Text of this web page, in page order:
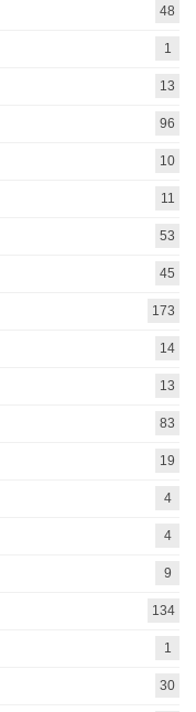
48
1
13
96
10
11
53
45
173
14
13
83
19
4
4
9
134
1
30